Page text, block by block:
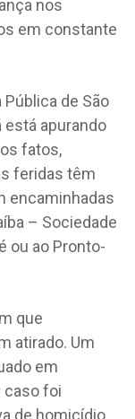
nos
em constante
Pública de São
está apurando
fatos,
feridas têm
encaminhadas
– Sociedade
ou ao Pronto-
que
atirado. Um
em
caso foi
de homicídio